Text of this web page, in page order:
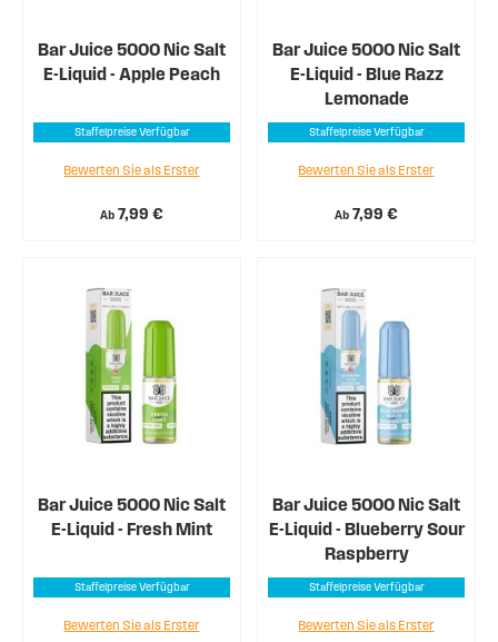
Bar Juice 5000 Nic Salt
E-Liquid - Apple Peach
Staffelpreise Verfügbar
Ab 7,99 €
Bewerten Sie als Erster
Bar Juice 5000 Nic Salt
E-Liquid - Blue Razz
Lemonade
Staffelpreise Verfügbar
Ab 7,99 €
Bewerten Sie als Erster
Bar Juice 5000 Nic Salt
E-Liquid - Fresh Mint
Staffelpreise Verfügbar
Bewerten Sie als Erster
Bar Juice 5000 Nic Salt
E-Liquid - Blueberry Sour
Raspberry
Staffelpreise Verfügbar
Bewerten Sie als Erster